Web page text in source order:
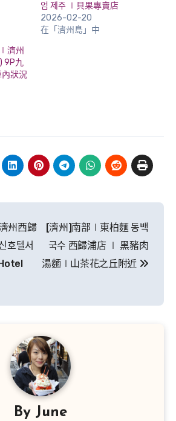
엄 제주 ∣貝果專賣店
2026-02-20
在「濟州島」中
濟州
9P九
狀況
州西歸
호텔서
[濟州]南部∣東柏麵 동백
국수 西歸浦店 ∣ 黑豬肉
湯麵∣山茶花之丘附近
By June